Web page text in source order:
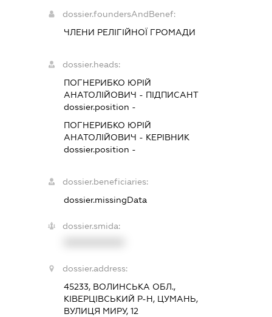
dossier.foundersAndBenef:
ЧЛЕНИ РЕЛІГІЙНОЇ ГРОМАДИ
dossier.heads:
ПОГНЕРИБКО ЮРІЙ
АНАТОЛІЙОВИЧ - ПІДПИСАНТ
dossier.position -
ПОГНЕРИБКО ЮРІЙ
АНАТОЛІЙОВИЧ - КЕРІВНИК
dossier.position -
dossier.beneficiaries:
dossier.missingData
dossier.smida:
dossier.address:
45233, ВОЛИНСЬКА ОБЛ.,
КІВЕРЦІВСЬКИЙ Р-Н, ЦУМАНЬ,
ВУЛИЦЯ МИРУ, 12